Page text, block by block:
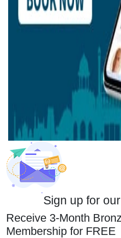
Sign up for
Receive 3-Month
Membership for FREE